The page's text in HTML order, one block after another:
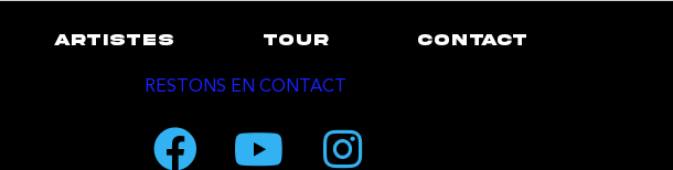
ARTISTES TOUR CONTACT
RESTONS EN CONTACT